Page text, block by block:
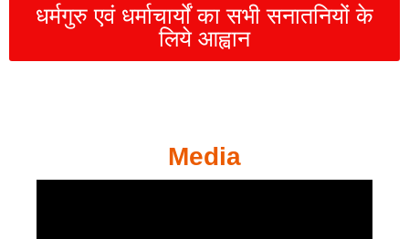
धर्मगुरु एवं धर्माचार्यों का सभी सनातनियों के
लिये आह्वान
Media